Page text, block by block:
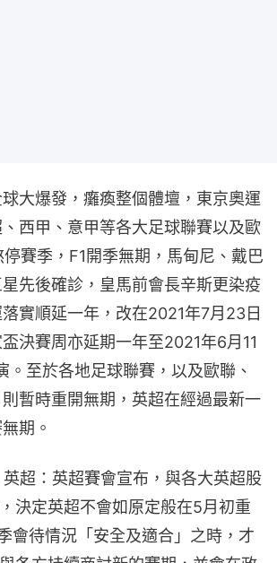
大爆發，癱瘓整個體壇，東京奧運
西甲、意甲等各大足球聯賽以及歐
賽季，F1開季無期，馬甸尼、戴巴
先後確診，皇馬前會長辛斯更染疫
實順延一年，改在2021年7月23日
盃決賽周亦延期一年至2021年6月11
。至於各地足球聯賽，以及歐聯、
暫時重開無期，英超在經過最新一
期。
英超：英超賽會宣布，與各大英超股
決定英超不會如原定般在5月初重
會待情況「安全及適合」之時，才